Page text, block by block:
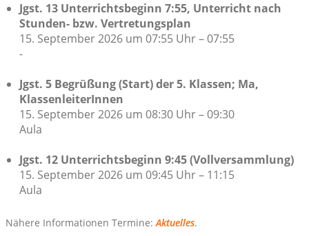
Jgst. 13 Unterrichtsbeginn 7:55, Unterricht nach
Stunden- bzw. Vertretungsplan
15. September 2026 um 07:55 Uhr – 07:55
-
Jgst. 5 Begrüßung (Start) der 5. Klassen; Ma,
KlassenleiterInnen
15. September 2026 um 08:30 Uhr – 09:30
Aula
Jgst. 12 Unterrichtsbeginn 9:45 (Vollversammlung)
15. September 2026 um 09:45 Uhr – 11:15
Aula
Nähere Informationen Termine:Aktuelles.